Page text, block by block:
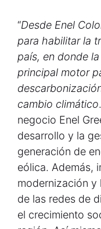
“Desde Enel
para habilitar la
país, en donde
principal motor
cambio climático
negocio Enel
desarrollo y la
generación de
eólica. Además,
modernización y
de las redes de
el crecimiento